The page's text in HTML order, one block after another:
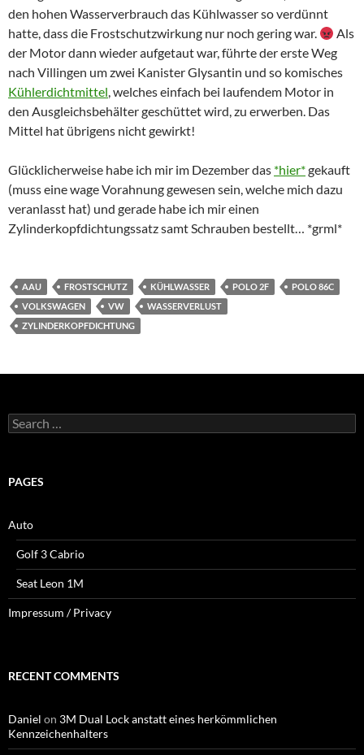
den hohen Wasserverbrauch das Kühlwasser so verdünnt
hatte, dass die Frostschutzwirkung nur noch gering war.
Als
der Motor dann wieder aufgetaut war, führte der erste Weg
nach Villingen um zwei Kanister Glysantin und so komisches
Kühlerdichtmittel, welches einfach bei laufendem Motor in
den Ausgleichsbehälter geschüttet wird, zu erwerben. Das
Mittel hat übrigens nicht gewirkt!
Glücklicherweise habe ich mir im Dezember das *hier*gekauft
(muss eine wage Vorahnung gewesen sein, welche mich dazu
veranlasst hat) und gerade habe ich mir einen
Zylinderkopfdichtungssatz samt Schrauben bestellt… *grml*
AAU FROSTSCHUTZ KÜHLWASSER POLO 2F
POLO 86C
VOLKSWAGEN
VW
WASSERVERLUST
ZYLINDERKOPFDICHTUNG
Search
for:
PAGES
Auto
Golf 3 Cabrio
Seat Leon 1M
Impressum / Privacy
RECENT COMMENTS
Daniel on 3M Dual Lock anstatt eines herkömmlichen
Kennzeichenhalters